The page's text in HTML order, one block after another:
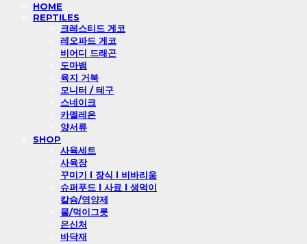
HOME
REPTILES
크레스티드 게코
레오파드 게코
비어디 드래곤
도마뱀
육지 거북
모니터 / 테구
스네이크
카멜레온
양서류
SHOP
사육세트
사육장
꾸미기 l 장식 l 비바리움
슈퍼푸드 l 사료 l 생먹이
칼슘/영양제
물/먹이그릇
은신처
바닥재